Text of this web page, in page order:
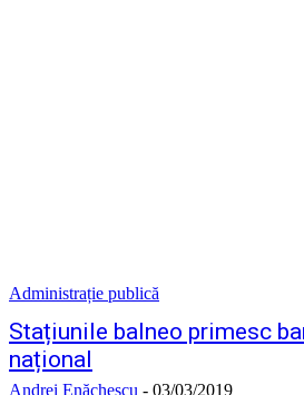
Administrație publică
Stațiunile balneo primesc
național
Andrei Enăchescu - 03/03/2019